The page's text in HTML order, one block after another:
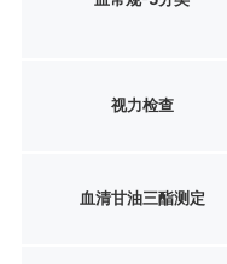
视力检查
血清甘油三酯测定